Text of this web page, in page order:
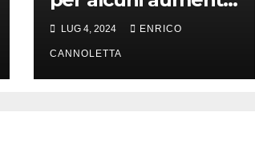
la depressione
LUG 4, 2024 ENRICO
CANNOLETTA